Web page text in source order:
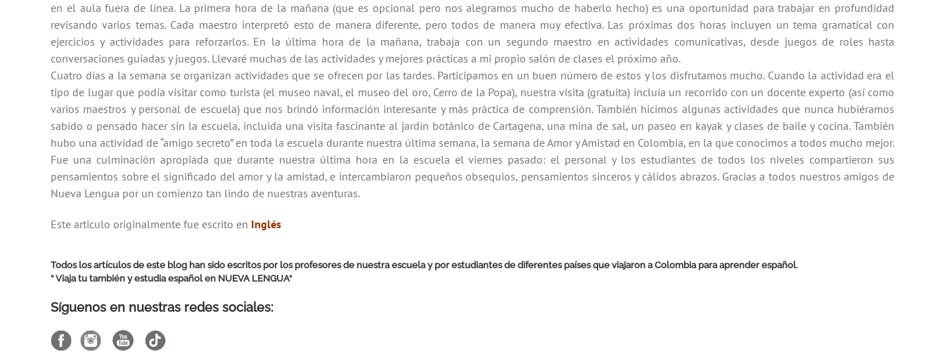
en el aula fuera de línea. La primera hora de la mañana (que es opcional pero nos alegramos mucho de haberlo hecho) es una oportunidad para trabajar en profundidad
revisando varios temas. Cada maestro interpretó esto de manera diferente, pero todos de manera muy efectiva. Las próximas dos horas incluyen un tema gramatical con
ejercicios y actividades para reforzarlos. En la última hora de la mañana, trabaja con un segundo maestro en actividades comunicativas, desde juegos de roles hasta
conversaciones guiadas y juegos. Llevaré muchas de las actividades y mejores prácticas a mi propio salón de clases el próximo año.
Cuatro días a la semana se organizan actividades que se ofrecen por las tardes. Participamos en un buen número de estos y los disfrutamos mucho. Cuando la actividad era el
tipo de lugar que podía visitar como turista (el museo naval, el museo del oro, Cerro de la Popa), nuestra visita (gratuita) incluía un recorrido con un docente experto (así como
varios maestros y personal de escuela) que nos brindó información interesante y más práctica de comprensión. También hicimos algunas actividades que nunca hubiéramos
sabido o pensado hacer sin la escuela, incluida una visita fascinante al jardín botánico de Cartagena, una mina de sal, un paseo en kayak y clases de baile y cocina. También
hubo una actividad de “amigo secreto” en toda la escuela durante nuestra última semana, la semana de Amor y Amistad en Colombia, en la que conocimos a todos mucho mejor.
Fue una culminación apropiada que durante nuestra última hora en la escuela el viernes pasado: el personal y los estudiantes de todos los niveles compartieron sus
pensamientos sobre el significado del amor y la amistad, e intercambiaron pequeños obsequios, pensamientos sinceros y cálidos abrazos. Gracias a todos nuestros amigos de
Nueva Lengua por un comienzo tan lindo de nuestras aventuras.
Este articulo originalmente fue escrito en Inglés
Todos los artículos de este blog han sido escritos por los profesores de nuestra escuela y por estudiantes de diferentes países que viajaron a Colombia para aprender español.
“ Viaja tu también y estudia español en NUEVA LENGUA“
Síguenos en nuestras redes sociales: